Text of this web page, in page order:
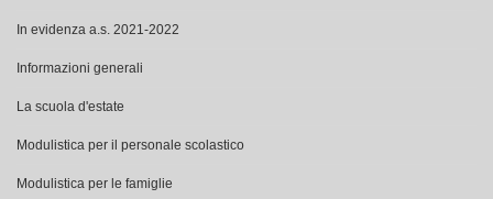
In evidenza a.s. 2021-2022
Informazioni generali
La scuola d'estate
Modulistica per il personale scolastico
Modulistica per le famiglie